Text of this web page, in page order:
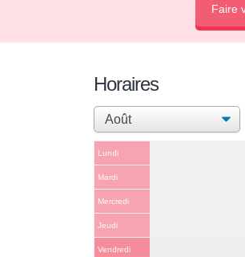
Faire
Horaires
Lundi
Mardi
Mercredi
Jeudi
Vendredi